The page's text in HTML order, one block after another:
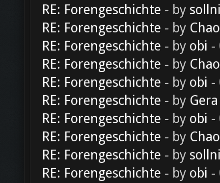
RE: Forengeschichte - by
RE: Forengeschichte - by
RE: Forengeschichte - by obi -
RE: Forengeschichte - by
RE: Forengeschichte - by obi -
RE: Forengeschichte - by Gera
RE: Forengeschichte - by obi -
RE: Forengeschichte - by
RE: Forengeschichte - by
RE: Forengeschichte - by obi -